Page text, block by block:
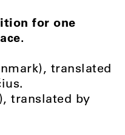
for one
translated
translated by